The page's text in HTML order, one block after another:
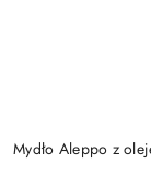
Mydło Aleppo z